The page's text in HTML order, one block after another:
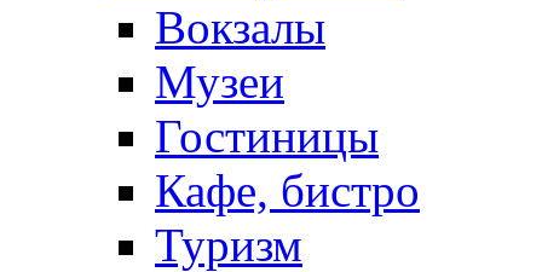
Вокзалы
Музеи
Гостиницы
Кафе, бистро
Туризм